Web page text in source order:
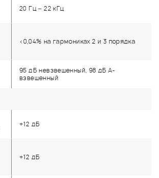
20 Гц – 22 кГц
<0,04% на гармониках 2 и 3 порядка
95 дБ невзвешенный, 98 дБ А-
взвешенный
+12 дБ
+12 дБ